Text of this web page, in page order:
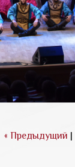
« Предыдущий |